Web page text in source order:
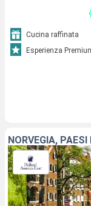
Cucina raffinata
Esperienza
NORVEGIA, PAESI